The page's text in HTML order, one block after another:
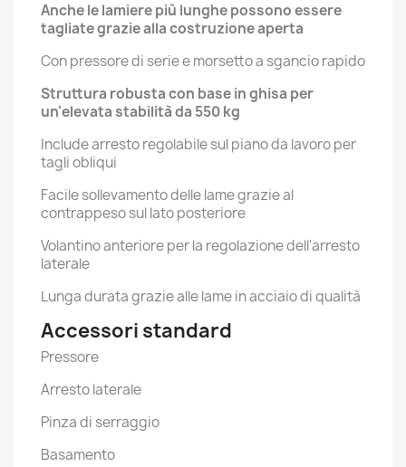
Anche le lamiere più lunghe possono essere
tagliate grazie alla costruzione aperta
Con pressore di serie e morsetto a sgancio rapido
Struttura robusta con base in ghisa per
un'elevata stabilità da 550 kg
Include arresto regolabile sul piano da lavoro per
tagli obliqui
Facile sollevamento delle lame grazie al
contrappeso sul lato posteriore
Volantino anteriore per la regolazione dell'arresto
laterale
Lunga durata grazie alle lame in acciaio di qualità
Accessori standard
Pressore
Arresto laterale
Pinza di serraggio
Basamento